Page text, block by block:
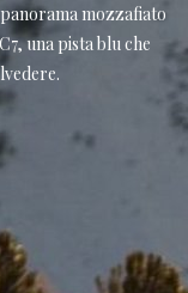
mozzafiato
una pista blu che